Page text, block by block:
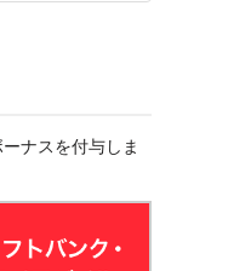
ナスを付与しま